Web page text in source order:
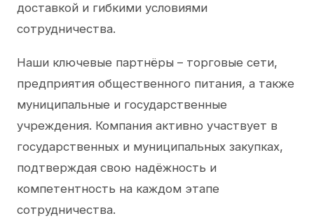
доставкой и гибкими условиями
сотрудничества.
Наши ключевые партнёры – торговые сети,
предприятия общественного питания, а также
муниципальные и государственные
учреждения. Компания активно участвует в
государственных и муниципальных закупках,
подтверждая свою надёжность и
компетентность на каждом этапе
сотрудничества.